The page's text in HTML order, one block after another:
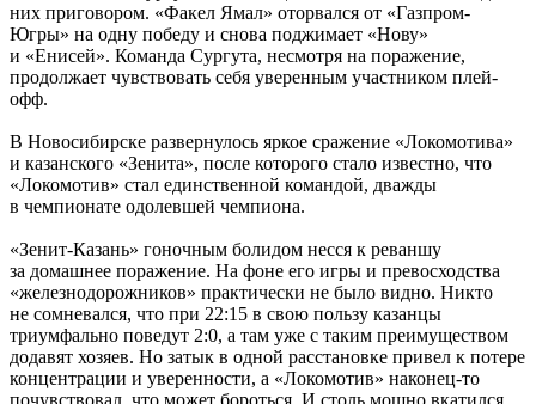
них приговором. «Факел Ямал» оторвался от «Газпром-
Югры» на одну победу и снова поджимает «Нову»
и «Енисей». Команда Сургута, несмотря на поражение,
продолжает чувствовать себя уверенным участником плей-
офф.
В Новосибирске развернулось яркое сражение «Локомотива»
и казанского «Зенита», после которого стало известно, что
«Локомотив» стал единственной командой, дважды
в чемпионате одолевшей чемпиона.
«Зенит-Казань» гоночным болидом несся к реваншу
за домашнее поражение. На фоне его игры и превосходства
«железнодорожников» практически не было видно. Никто
не сомневался, что при 22:15 в свою пользу казанцы
триумфально поведут 2:0, а там уже с таким преимуществом
додавят хозяев. Но затык в одной расстановке привел к потере
концентрации и уверенности, а «Локомотив» наконец-то
почувствовал, что может бороться. И столь мощно вкатился